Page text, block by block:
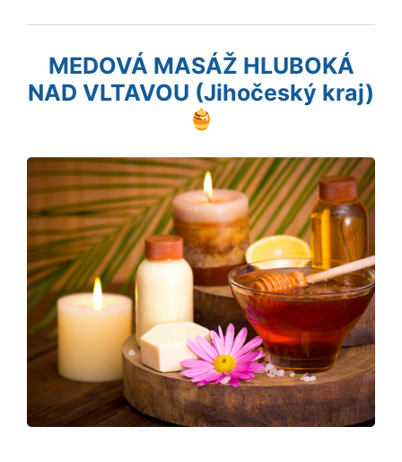
MEDOVÁ MASÁŽ HLUBOKÁ
NAD VLTAVOU (Jihočeský kraj)